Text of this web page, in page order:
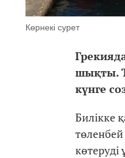
Көрнекі сурет
шықты.
күнге
Билікке